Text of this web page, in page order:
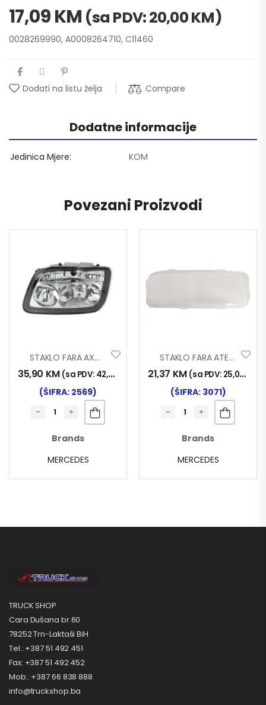
17,09KM (sa PDV:20,00KM)
0028269990, A0008264710, C11460
Dodati na listu želja Compare
Dodatne informacije
Jedinica Mjere KOM
Povezani Proizvodi
STAKLO FARA AXOR MP2 LIJEVO
35,90 KM (sa PDV: 42,00
(ŠIFRA: 2569)
Brands
MERCEDES
STAKLO FARA ATEGO L
21,37 KM (sa PDV: 25,00
(ŠIFRA: 3071)
Brands
MERCEDES
TRUCK SHOP
Cara Dušana br.60
78252 Trn-Laktaši BiH
Tel.: +387 51 492 451
Fax: +387 51 492 452
Mob.: +387 66 838 888
info@truckshop.ba